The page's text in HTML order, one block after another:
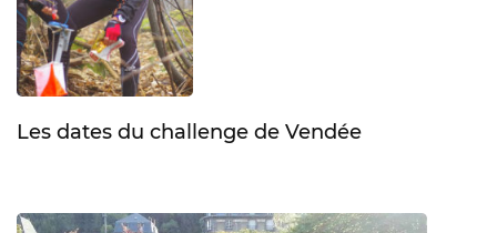
Les dates du challenge de Vendée